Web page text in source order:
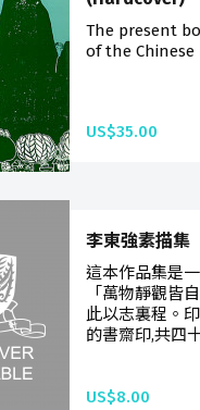
The present
of the
US$35.00
李東強素描集
這本作品集是
「萬物靜觀皆
此以志裏程。
的書齋印,共四
US$8.00